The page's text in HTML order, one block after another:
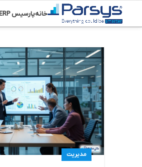
خانهپارسیس ERP
مدیریت